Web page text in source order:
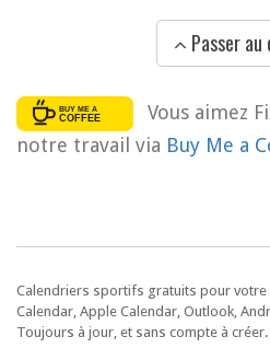
Passer au
Vous aimez
notre travail via Buy Me a
Calendriers sportifs gratuits pour votre
Calendar, Apple Calendar, Outlook,
Toujours à jour, et sans compte à créer.